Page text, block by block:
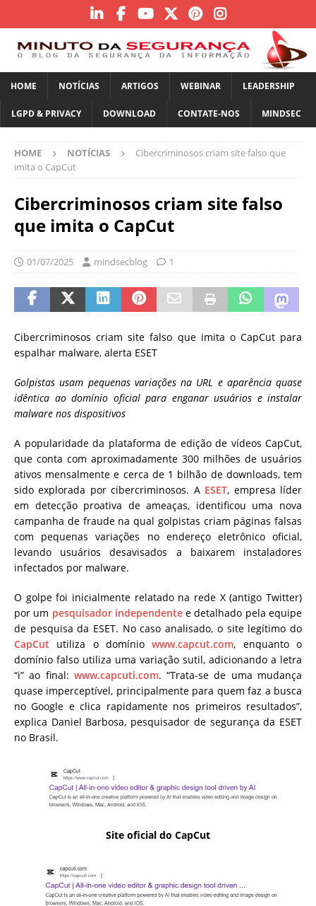
HOME NOTÍCIAS ARTIGOS WEBINAR LEADERSHIP
LGPD & PRIVACY DOWNLOAD CONTATE-NOS MINDSEC
HOME NOTÍCIAS
Cibercriminosos criam site falso que
imita o CapCut
Cibercriminosos criam site falso
que imita o CapCut
01/07/2025 mindsecblog 1
Cibercriminosos criam site falso que imita o CapCut para
espalhar malware, alerta ESET
Golpistas usam pequenas variações na URL e aparência quase
idêntica ao domínio oficial para enganar usuários e instalar
malware nos dispositivos
A popularidade da plataforma de edição de vídeos CapCut,
que conta com aproximadamente 300 milhões de usuários
ativos mensalmente e cerca de 1 bilhão de downloads, tem
sido explorada por cibercriminosos. A ESET, empresa líder
em detecção proativa de ameaças, identificou uma nova
campanha de fraude na qual golpistas criam páginas falsas
com pequenas variações no endereço eletrônico oficial,
levando usuários desavisados a baixarem instaladores
infectados por malware.
O golpe foi inicialmente relatado na rede X (antigo Twitter)
por um pesquisador independentee detalhado pela equipe
de pesquisa da ESET. No caso analisado, o site legítimo do
CapCut utiliza o domíniowww.capcut.com, enquanto o
domínio falso utiliza uma variação sutil, adicionando a letra
“i” ao final: www.capcuti.com. “Trata-se de uma mudança
quase imperceptível, principalmente para quem faz a busca
no Google e clica rapidamente nos primeiros resultados”,
explica Daniel Barbosa, pesquisador de segurança da ESET
no Brasil.
Site oficial do CapCut